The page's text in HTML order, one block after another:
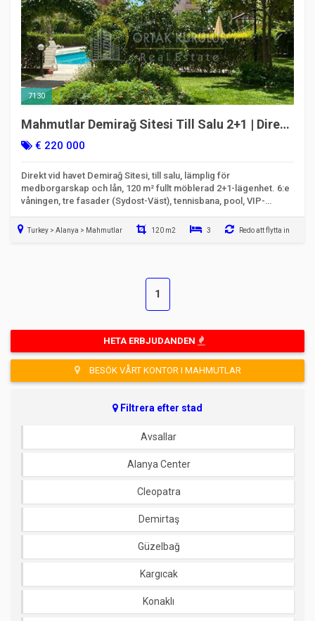
7130
Mahmutlar Demirağ Sitesi Till Salu 2+1 | Direkt
vid havet och lämplig för medborgarskap
€ 220 000
Direkt vid havet Demirağ Sitesi, till salu, lämplig för
medborgarskap och lån, 120 m² fullt möblerad 2+1-lägenhet. 6:e
våningen, tre fasader (Sydost-Väst), tennisbana, pool, VIP-
Turkey > Alanya > Mahmutlar 120 m2 3 Redo att flytta in
1
HETA ERBJUDANDEN
BESÖK VÅRT KONTOR I MAHMUTLAR
Filtrera efter stad
Avsallar
Alanya Center
Cleopatra
Demirtaş
Güzelbağ
Kargıcak
Konaklı